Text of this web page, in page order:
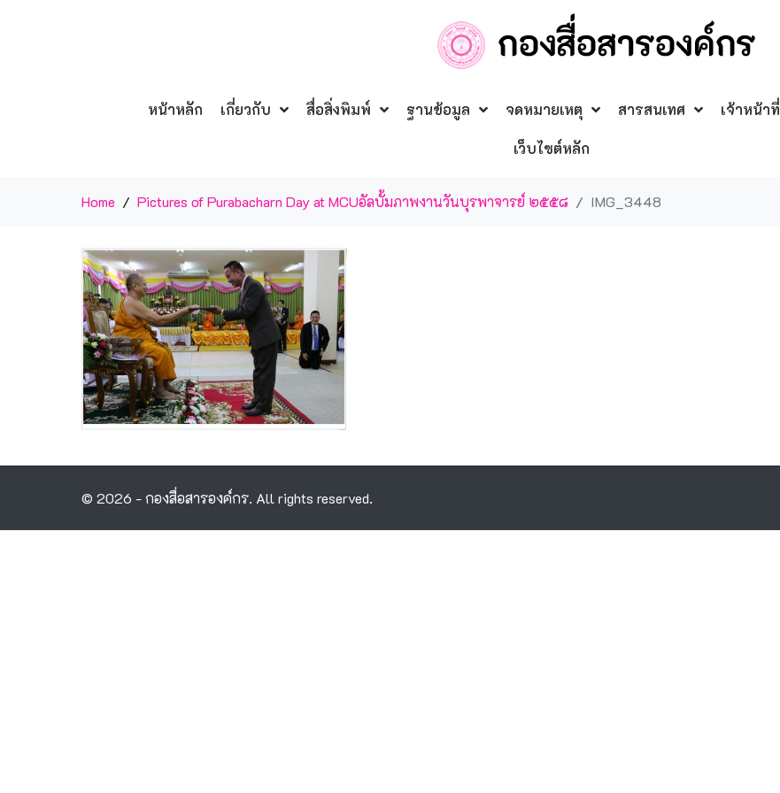
หน้าหลัก เกี่ยวกับ สื่อสิ่งพิมพ์ ฐานข้อมูล จดหมายเหตุ สารสนเทศ เจ้าหน้าที่
เว็บไซต์หลัก
Home Pictures of Purabacharn Day at MCUอัลบั้มภาพงานวันบุรพาจารย์ ๒๕๕๘ IMG_3448
© 2026 - กองสื่อสารองค์กร. All rights reserved.